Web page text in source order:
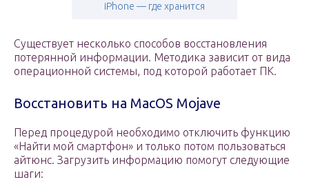
iPhone — где хранится
Существует несколько способов восстановления
потерянной информации. Методика зависит от вида
операционной системы, под которой работает ПК.
Восстановить на MacOS Mojave
Перед процедурой необходимо отключить функцию
«Найти мой смартфон» и только потом пользоваться
айтюнс. Загрузить информацию помогут следующие
шаги: